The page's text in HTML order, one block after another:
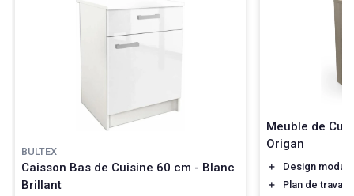
BULTEX
Caisson Bas de Cuisine 60 cm - Blanc
Brillant
Meuble de
Origan
＋
Design
＋
Plan de travail